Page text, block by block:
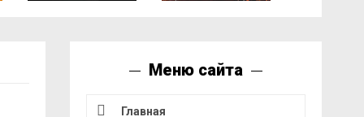
Меню сайта
Главная